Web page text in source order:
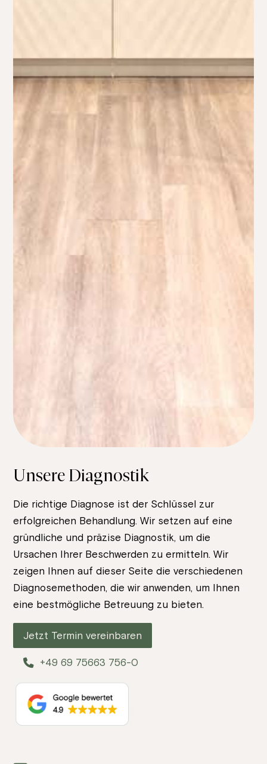
Unsere Diagnostik
Die richtige Diagnose ist der Schlüssel zur
erfolgreichen Behandlung. Wir setzen auf eine
gründliche und präzise Diagnostik, um die
Ursachen Ihrer Beschwerden zu ermitteln. Wir
zeigen Ihnen auf dieser Seite die verschiedenen
Diagnosemethoden, die wir anwenden, um Ihnen
eine bestmögliche Betreuung zu bieten.
Jetzt Termin vereinbaren
+49 69 75663 756-0